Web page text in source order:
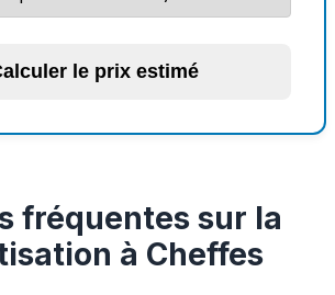
le prix estimé
fréquentes sur la
à Cheffes